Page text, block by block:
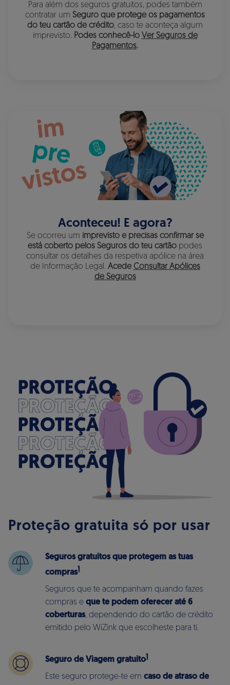
Para além dos seguros gratuitos, podes também
contratar um Seguro que protege os pagamentos
do teu cartão de crédito, caso te aconteça algum
imprevisto. Podes conhecê-lo Ver Seguros de
Pagamentos.
Aconteceu! E agora?
Se ocorreu um imprevisto e precisas confirmar se
está coberto pelos Seguros do teu cartão podes
consultar os detalhes da respetiva apólice na área
de Informação Legal. Acede Consultar Apólices
de Seguros
Proteção gratuita só por usar
Seguros gratuitos que protegem as tuas
compras
Seguros que te acompanham quando fazes
compras e que te podem oferecer até 6
coberturas, dependendo do cartão de crédito
emitido pelo WiZink que escolheste para ti.
Seguro de Viagem gratuito1
Este seguro protege-te em caso de atraso de